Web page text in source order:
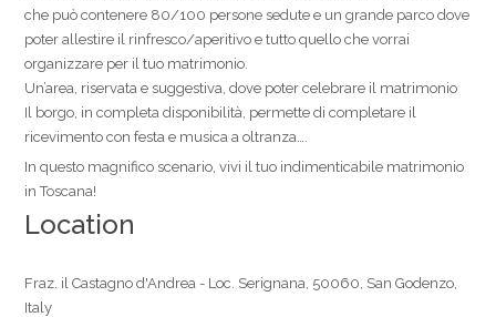
che può contenere 80/100 persone sedute e un grande parco dove
poter allestire il rinfresco/aperitivo e tutto quello che vorrai
organizzare per il tuo matrimonio.
Un’area, riservata e suggestiva, dove poter celebrare il matrimonio
Il borgo, in completa disponibilità, permette di completare il
ricevimento con festa e musica a oltranza….
In questo magnifico scenario, vivi il tuo indimenticabile matrimonio
in Toscana!
Location
Fraz. il Castagno d'Andrea - Loc. Serignana, 50060, San Godenzo,
Italy